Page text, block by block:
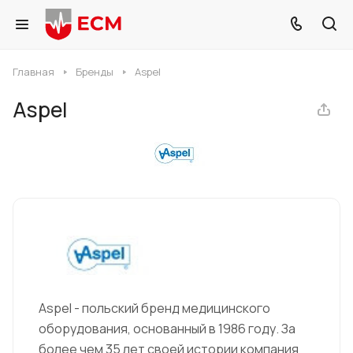
Главная Бренды Aspel
Aspel
Aspel - польский бренд медицинского
оборудования, основанный в 1986 году. За
более чем 35 лет своей истории компания